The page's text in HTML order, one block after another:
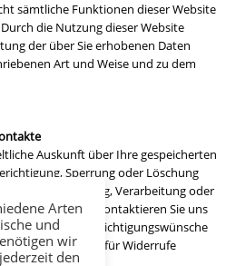
sämtliche Funktionen dieser Website
die Nutzung dieser Website
der über Sie erhobenen Daten
Art und Weise und zu dem
Auskunft über Ihre gespeicherten
Sperrung oder Löschung
zur Erhebung, Verarbeitung oder
Daten haben, kontaktieren Sie uns
und erichtigungswünsche
Daten sowie für Widerrufe
Arten
und
wir
den